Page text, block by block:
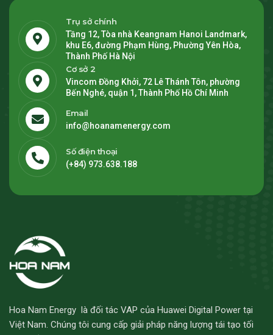
Trụ sở chính
Tầng 12, Tòa nhà Keangnam Hanoi Landmark,
khu E6, đường Phạm Hùng, Phường Yên Hòa,
Thành Phố Hà Nội
Cơ sở 2
Vincom Đồng Khởi, 72 Lê Thánh Tôn, phường
Bến Nghé, quận 1, Thành Phố Hồ Chí Minh
Email
info@hoanamenergy.com
Số điện thoại
(+84) 973.638.188
Hoa Nam Energy là đối tác VAP của Huawei Digital Power tại
Việt Nam. Chúng tôi cung cấp giải pháp năng lượng tái tạo tối